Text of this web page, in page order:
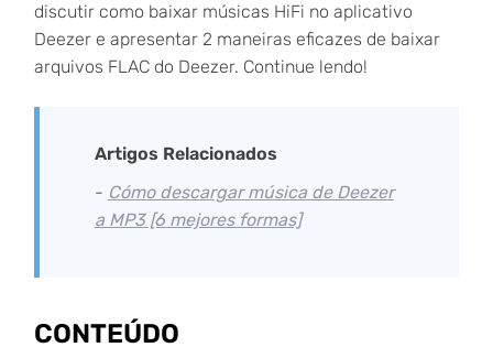
discutir como baixar músicas HiFi no aplicativo
Deezer e apresentar 2 maneiras eficazes de baixar
arquivos FLAC do Deezer. Continue lendo!
Artigos Relacionados
- Cómo descargar música de Deezer
a MP3 [6 mejores formas]
CONTEÚDO